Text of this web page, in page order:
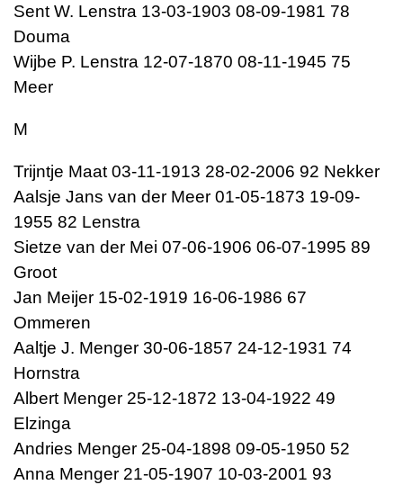
Sent W. Lenstra 13-03-1903 08-09-1981 78
Douma
Wijbe P. Lenstra 12-07-1870 08-11-1945 75
Meer
M
Trijntje Maat 03-11-1913 28-02-2006 92 Nekker
Aalsje Jans van der Meer 01-05-1873 19-09-
1955 82 Lenstra
Sietze van der Mei 07-06-1906 06-07-1995 89
Groot
Jan Meijer 15-02-1919 16-06-1986 67
Ommeren
Aaltje J. Menger 30-06-1857 24-12-1931 74
Hornstra
Albert Menger 25-12-1872 13-04-1922 49
Elzinga
Andries Menger 25-04-1898 09-05-1950 52
Anna Menger 21-05-1907 10-03-2001 93